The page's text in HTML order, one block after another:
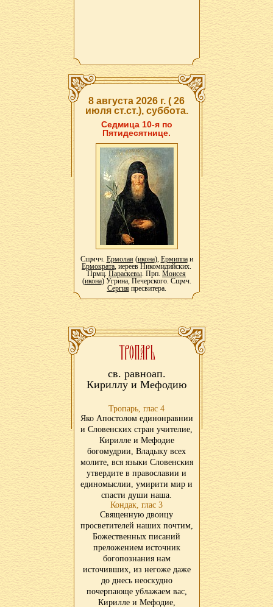
8 августа 2026 г. ( 26
июля ст.ст.), суббота.
Седмица 10-я по
Пятидесятнице.
Сщмчч. Ермолая(икона), Ермиппаи
Ермократа, иереев Никомидийских.
Прмц. Параскевы. Прп. Моисея
(икона) Угрина, Печерского. Сщмч.
Сергияпресвитера.
св. равноап.
Кириллу и Мефодию
Тропарь, глас 4
Яко Апостолом единонравнии
и Словенских стран учителие,
Кирилле и Мефодие
богомудрии, Владыку всех
молите, вся языки Словенския
утвердите в православии и
единомыслии, умирити мир и
спасти души наша.
Кондак, глас 3
Священную двоицу
просветителей наших почтим,
Божественных писаний
преложением источник
богопознания нам
источивших, из негоже даже
до днесь неоскудно
почерпающе ублажаем вас,
Кирилле и Мефодие,